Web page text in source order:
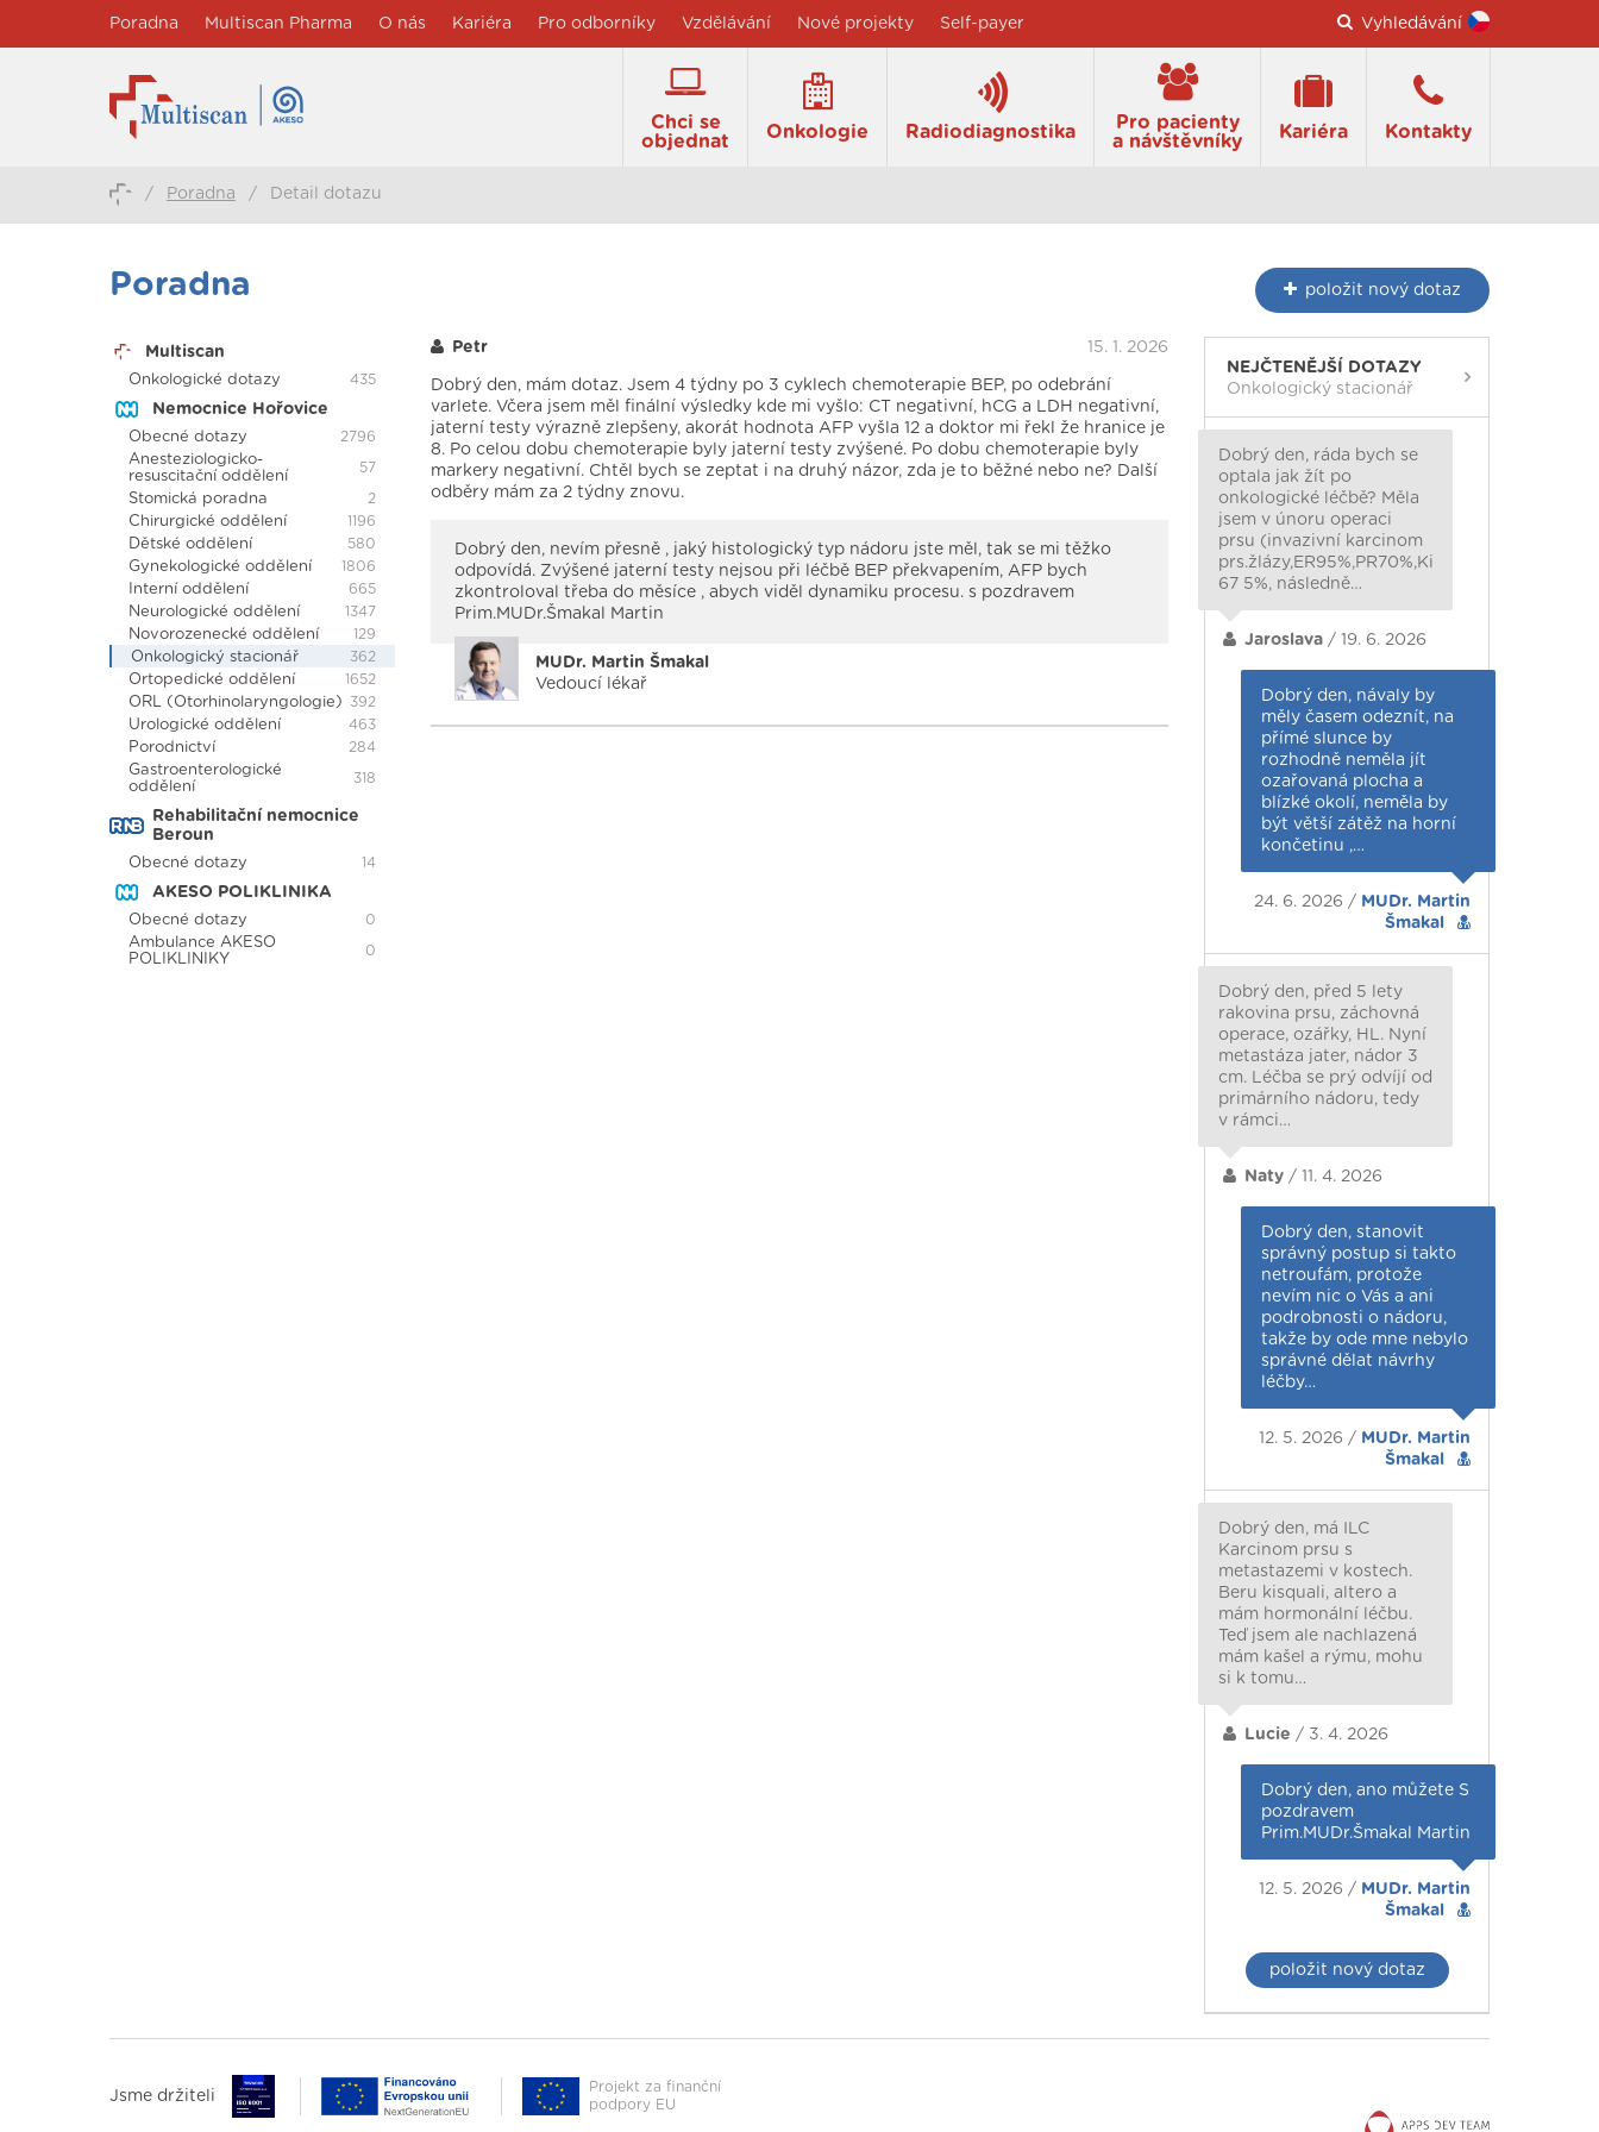
Poradna Multiscan Pharma O nás Kariéra Pro odborníky Vzdělávání Nové projekty Self-payer Vyhledávání
Chci se
objednat
Onkologie Radiodiagnostika
Pro pacienty
a návštěvníky
Kariéra Kontakty
/ Poradna / Detail dotazu
Poradna položit nový dotaz
Multiscan
Onkologické dotazy 435
Nemocnice Hořovice
Obecné dotazy 2796
Anesteziologicko-
resuscitační oddělení
57
Stomická poradna 2
Chirurgické oddělení 1196
Dětské oddělení 580
Gynekologické oddělení 1806
Interní oddělení 665
Neurologické oddělení 1347
Novorozenecké oddělení 129
Onkologický stacionář 362
Ortopedické oddělení 1652
ORL (Otorhinolaryngologie) 392
Urologické oddělení 463
Porodnictví 284
Gastroenterologické
oddělení
318
Rehabilitační nemocnice
Beroun
Obecné dotazy 14
AKESO POLIKLINIKA
Obecné dotazy 0
Ambulance AKESO
POLIKLINIKY
0
Petr 15. 1. 2026
Dobrý den, mám dotaz. Jsem 4 týdny po 3 cyklech chemoterapie BEP, po odebrání
varlete. Včera jsem měl finální výsledky kde mi vyšlo: CT negativní, hCG a LDH negativní,
jaterní testy výrazně zlepšeny, akorát hodnota AFP vyšla 12 a doktor mi řekl že hranice je
8. Po celou dobu chemoterapie byly jaterní testy zvýšené. Po dobu chemoterapie byly
markery negativní. Chtěl bych se zeptat i na druhý názor, zda je to běžné nebo ne? Další
odběry mám za 2 týdny znovu.
Dobrý den, nevím přesně , jaký histologický typ nádoru jste měl, tak se mi těžko
odpovídá. Zvýšené jaterní testy nejsou při léčbě BEP překvapením, AFP bych
zkontroloval třeba do měsíce , abych viděl dynamiku procesu. s pozdravem
Prim.MUDr.Šmakal Martin
MUDr. Martin Šmakal
Vedoucí lékař
NEJČTENĚJŠÍ DOTAZY
Onkologický stacionář
Dobrý den, ráda bych se
optala jak žít po
onkologické léčbě? Měla
jsem v únoru operaci
prsu (invazivní karcinom
prs.žlázy,ER95%,PR70%,Ki
67 5%, následně…
Jaroslava / 19. 6. 2026
Dobrý den, návaly by
měly časem odeznít, na
přímé slunce by
rozhodně neměla jít
ozařovaná plocha a
blízké okolí, neměla by
být větší zátěž na horní
končetinu ,…
24. 6. 2026 / MUDr. Martin
Šmakal
Dobrý den, před 5 lety
rakovina prsu, záchovná
operace, ozářky, HL. Nyní
metastáza jater, nádor 3
cm. Léčba se prý odvíjí od
primárního nádoru, tedy
v rámci…
Naty / 11. 4. 2026
Dobrý den, stanovit
správný postup si takto
netroufám, protože
nevím nic o Vás a ani
podrobnosti o nádoru,
takže by ode mne nebylo
správné dělat návrhy
léčby…
12. 5. 2026 / MUDr. Martin
Šmakal
Dobrý den, má ILC
Karcinom prsu s
metastazemi v kostech.
Beru kisquali, altero a
mám hormonální léčbu.
Teď jsem ale nachlazená
mám kašel a rýmu, mohu
si k tomu…
Lucie / 3. 4. 2026
Dobrý den, ano můžete S
pozdravem
Prim.MUDr.Šmakal Martin
12. 5. 2026 / MUDr. Martin
Šmakal
položit nový dotaz
Jsme držiteli
Projekt za finanční
podpory EU